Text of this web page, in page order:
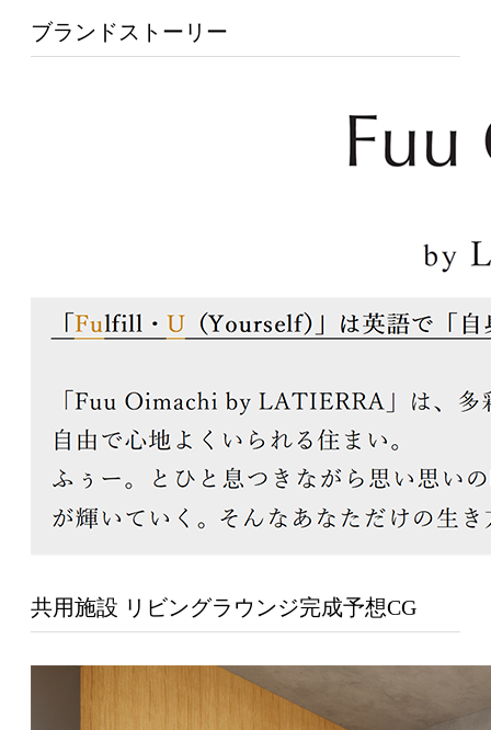
ブランドストーリー
共用施設 リビングラウンジ完成予想CG